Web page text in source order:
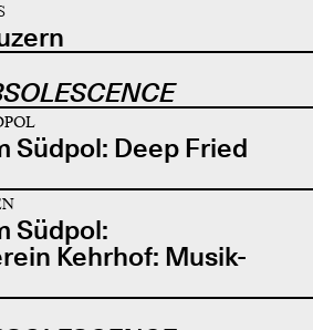
Südpol: Deep Fried
Südpol:
Kehrhof: Musik-